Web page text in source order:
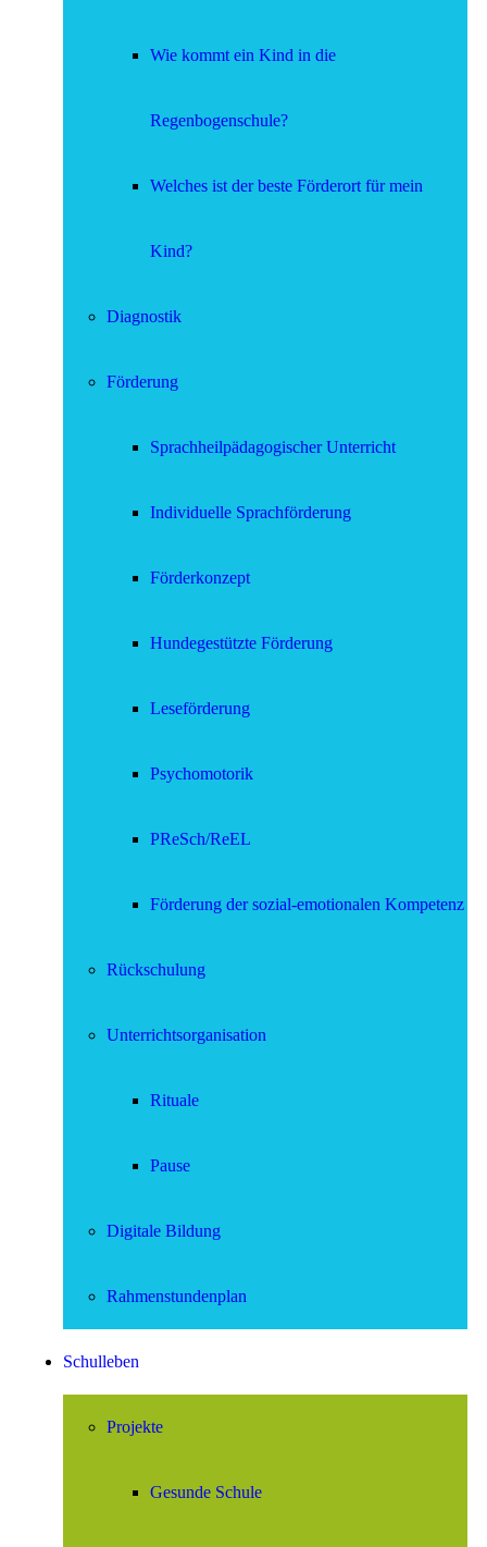
Wie kommt ein Kind in die
Regenbogenschule?
Welches ist der beste Förderort für mein
Kind?
Diagnostik
Förderung
Sprachheilpädagogischer Unterricht
Individuelle Sprachförderung
Förderkonzept
Hundegestützte Förderung
Leseförderung
Psychomotorik
PReSch/ReEL
Förderung der sozial-emotionalen Kompetenz
Rückschulung
Unterrichtsorganisation
Rituale
Pause
Digitale Bildung
Rahmenstundenplan
Schulleben
Projekte
Gesunde Schule